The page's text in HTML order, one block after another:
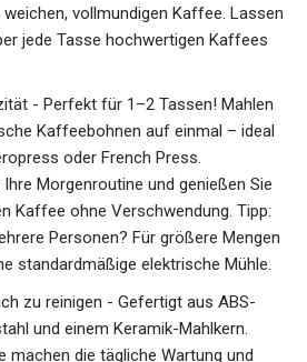
vollmundigen Kaffee. Lassen
jede Tasse hochwertigen Kaffees
- Perfekt für 1–2 Tassen! Mahlen
Kaffeebohnen auf einmal – ideal
oder French Press.
Morgenroutine und genießen Sie
Kaffee ohne Verschwendung. Tipp:
Personen? Für größere Mengen
standardmäßige elektrische Mühle.
zu reinigen - Gefertigt aus ABS-
und einem Keramik-Mahlkern.
machen die tägliche Wartung und